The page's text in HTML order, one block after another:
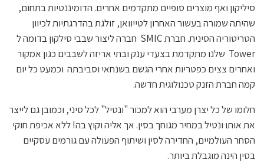
סיליקון ואף מוצרים סופיים מתקדמים אחרים. הדומיננטיות בתחום,
שהיתה שמורה בעשור האחרון לטייוואן, זולגת בהדרגתיות לכיוון
הטריטוריה הסינית. חברת SMIC חברה ליצור שבבי סילקון בדומה ל
Tower שלנו מתקדמת בצעדי ענק ובתי אריזה לשבבים כגון אמקור
ואחרים צצים כפטריות אחרי הגשם בשנחאי וסביבתה וכמעט כל יום
קמה חברת הזנק טכנולוגית חדשה.
חלומו של כל יצרן מערבי הוא למכור "ונטיל" לכל סיני, וכמובן גם לייצר
את אותו ונטיל במחיר מגוחך בסין. אך אליה וקוץ בה! ללא אכיפת חוקי
הסחר העולמיים, החדירה לסין ושיתוף הפעולה עם גורמים עסקיים
בסין הינה מוגבלת ביותר.